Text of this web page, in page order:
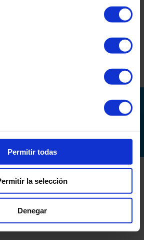
Permitir todas
la selección
Denegar